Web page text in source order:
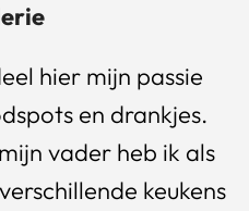
hier mijn passie
en drankjes.
vader heb ik als
keukens